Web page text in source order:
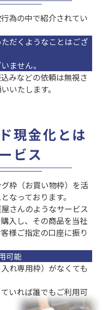
為の中で紹介されてい
だくようなことはござ
ません。
みなどの依頼は無視さ
いたします。
現金化とは
ビス
枠（お買い物枠）を活
となっております。
さんのようなサービス
入し、その商品を当社
様ご指定の口座に振り
可能
れ専用枠）がなくても
いれば誰でもご利用可